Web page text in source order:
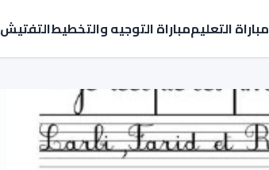
مباراة التعليممباراة التوجيه والتخطيطالتفتيش